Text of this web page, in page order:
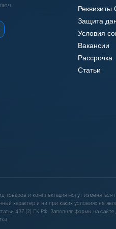
Защита
Условия
Вакансии
Рассрочка
Статьи
и комплектация могут изменяться
характер и ни при каких условиях не
437 (2) ГК РФ. Заполняя формы на